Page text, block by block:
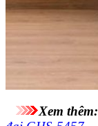
Xem thêm: